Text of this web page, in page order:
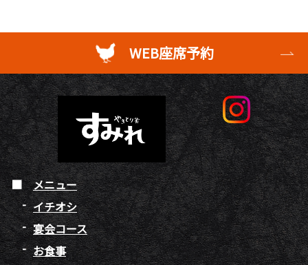
WEB座席予約
メニュー
イチオシ
宴会コース
お食事